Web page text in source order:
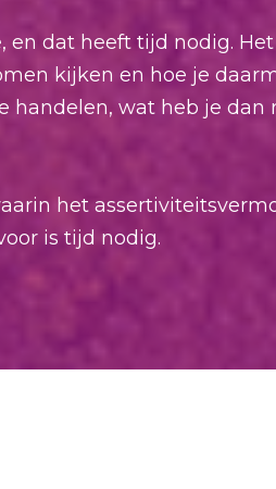
en dat heeft tijd nodig.
kijken en hoe je
handelen, wat heb je
het
is tijd nodig.